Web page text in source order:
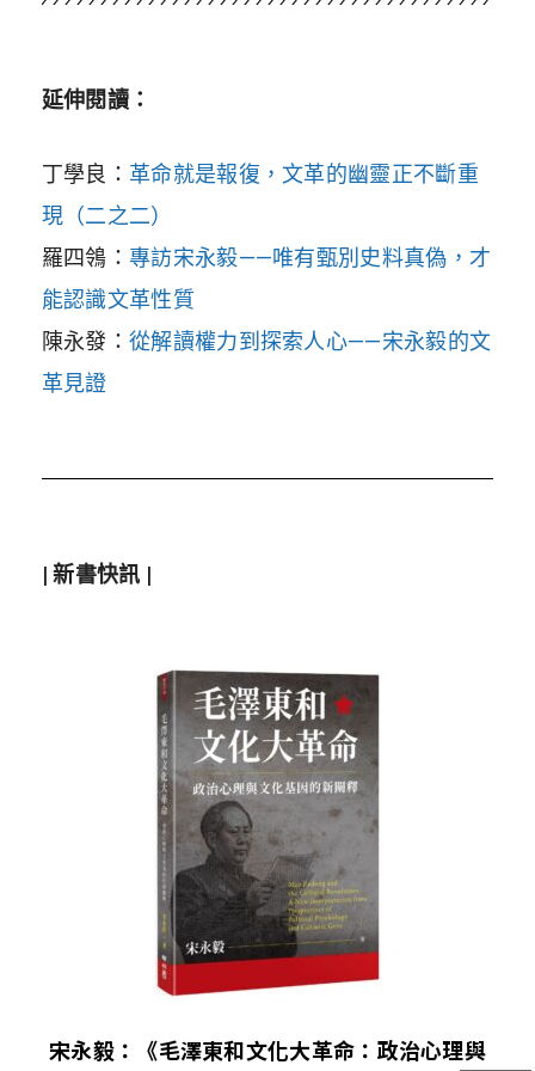
延伸閱讀：
丁學良： 革命就是報復，文革的幽靈正不斷重
現（二之二）
羅四鴒：專訪宋永毅——唯有甄別史料真偽，才
能認識文革性質
陳永發：從解讀權力到探索人心——宋永毅的文
革見證
| 新書快訊 |
宋永毅：《毛澤東和文化大革命：政治心理與